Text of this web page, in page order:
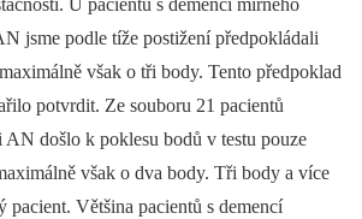
U pacientů s demencí mírného
jsme podle tíže postižení předpokládali
však o tři body. Tento předpoklad
potvrdit. Ze souboru 21 pacientů
AN došlo k poklesu bodů v testu pouze
však o dva body. Tři body a více
pacient. Většina pacientů s demencí